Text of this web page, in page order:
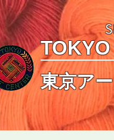
東京ア